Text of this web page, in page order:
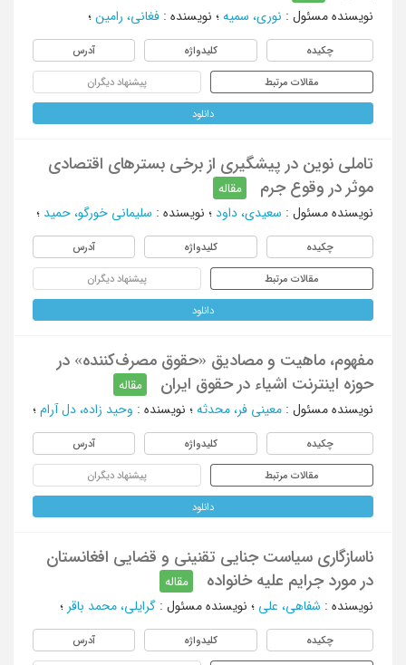
نویسنده مسئول : نوری، سمیه ؛ نویسنده : فغانی، رامین ؛
چکیده کلیدواژه آدرس
مقالات مرتبط پیشنهاد دیگران
دانلود
تاملی نوین در پیشگیری از برخی بسترهای اقتصادی
موثر در وقوع جرم
مقاله
نویسنده مسئول : سعیدی، داود ؛ نویسنده : سلیمانی خورگو، حمید ؛
چکیده کلیدواژه آدرس
مقالات مرتبط پیشنهاد دیگران
دانلود
مفهوم، ماهیت و مصادیق «حقوق مصرف‌کننده» در
حوزه اینترنت اشیاء در حقوق ایران
مقاله
نویسنده مسئول : معینی فر، محدثه ؛ نویسنده : وحید زاده، دل آرام ؛
چکیده کلیدواژه آدرس
مقالات مرتبط پیشنهاد دیگران
دانلود
ناسازگاری سیاست جنایی تقنینی و قضایی افغانستان
در مورد جرایم علیه خانواده
مقاله
نویسنده : شفاهی، علی ؛ نویسنده مسئول : گرایلی، محمد باقر ؛
چکیده کلیدواژه آدرس